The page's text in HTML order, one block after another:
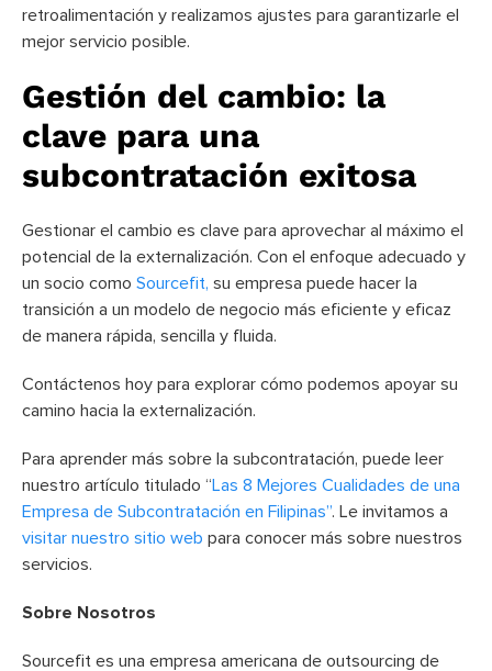
retroalimentación y realizamos ajustes para garantizarle el
mejor servicio posible.
Gestión del cambio: la
clave para una
subcontratación exitosa
Gestionar el cambio es clave para aprovechar al máximo el
potencial de la externalización. Con el enfoque adecuado y
un socio como Sourcefit, su empresa puede hacer la
transición a un modelo de negocio más eficiente y eficaz
de manera rápida, sencilla y fluida.
Contáctenos hoy para explorar cómo podemos apoyar su
camino hacia la externalización.
Para aprender más sobre la subcontratación, puede leer
nuestro artículo titulado “Las 8 Mejores Cualidades de una
Empresa de Subcontratación en Filipinas”. Le invitamos a
visitar nuestro sitio web para conocer más sobre nuestros
servicios.
Sobre Nosotros
Sourcefit es una empresa americana de outsourcing de